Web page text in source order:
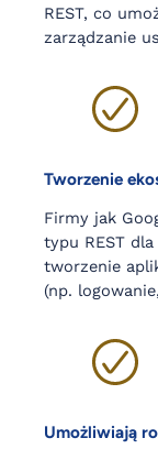
REST, co
zarządzanie
Tworzenie
Firmy jak
typu REST
tworzenie
(np.
Umożliwiają